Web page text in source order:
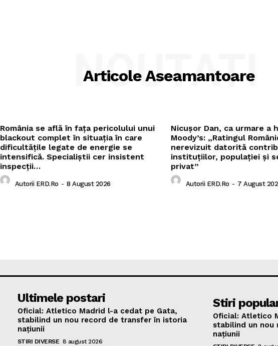
Articole Aseamantoare
NOUTATI
România se află în fața pericolului unui
blackout complet în situația în care
dificultățile legate de energie se
intensifică. Specialiștii cer insistent
inspecții…
Autorii ERD.ro - 8 August 2026
Nicușor Dan, ca urmare a
Moody’s: „Ratingul
nerevizuit datorită
instituțiilor, populației și
privat”
Autorii ERD.ro - 7 August
Ultimele postari
Oficial: Atletico Madrid l-a cedat pe Gata,
stabilind un nou record de transfer în istoria
națiunii
STIRI DIVERSE 8 august 2026
Stiri
Oficial: Atletico
stabilind un nou
națiunii